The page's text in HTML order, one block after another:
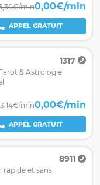
min0,00€/min
APPEL GRATUIT
1317
& Astrologie
3,14€/min0,00€/min
APPEL GRATUIT
8911